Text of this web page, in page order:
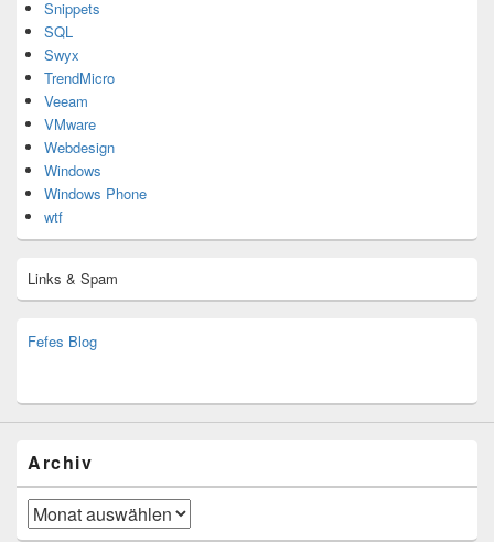
Snippets
SQL
Swyx
TrendMicro
Veeam
VMware
Webdesign
Windows
Windows Phone
wtf
Links & Spam
Fefes Blog
Archiv
Archiv